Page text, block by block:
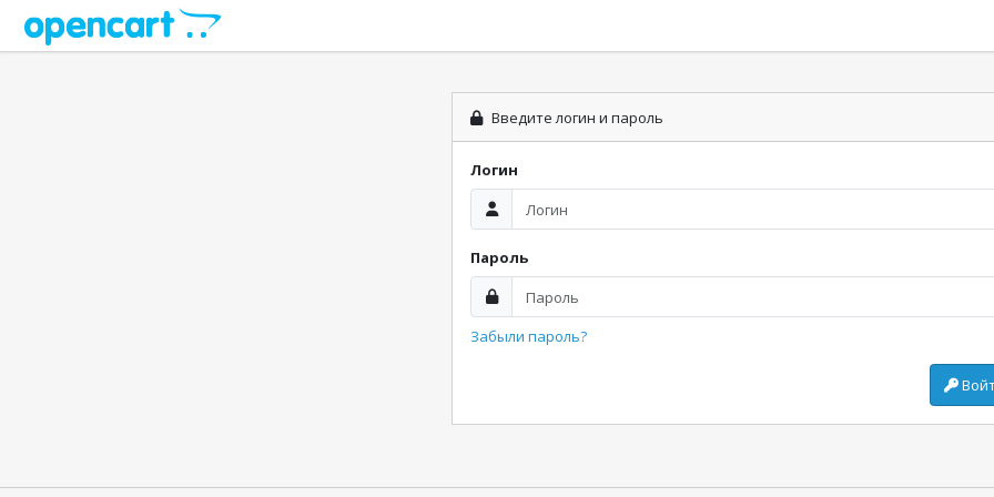
Введите логин и пароль
Логин
Пароль
Забыли пароль?